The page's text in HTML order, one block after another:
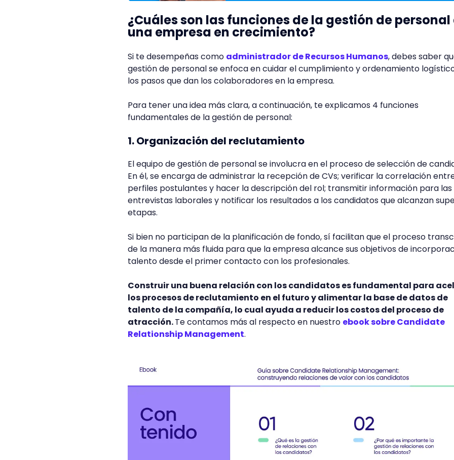
¿Cuáles son las funciones de la gestión de personal
una empresa en crecimiento?
Si te desempeñas como administrador de Recursos Humanos, debes saber
gestión de personal se enfoca en cuidar el cumplimiento y ordenamiento
los pasos que dan los colaboradores en la empresa.
Para tener una idea más clara, a continuación, te explicamos 4 funciones
fundamentales de la gestión de personal:
1. Organización del reclutamiento
El equipo de gestión de personal se involucra en el proceso de selección de
En él, se encarga de administrar la recepción de CVs; verificar la correlación
perfiles postulantes y hacer la descripción del rol; transmitir información para las
entrevistas laborales y notificar los resultados a los candidatos que alcanzan
etapas.
Si bien no participan de la planificación de fondo, sí facilitan que el proceso
de la manera más fluida para que la empresa alcance sus objetivos de
talento desde el primer contacto con los profesionales.
Construir una buena relación con los candidatos es fundamental para
los procesos de reclutamiento en el futuro y alimentar la base de datos de
talento de la compañía, lo cual ayuda a reducir los costos del proceso de
atracción.Te contamos más al respecto en nuestro ebook sobre Candidate
Relationship Management.